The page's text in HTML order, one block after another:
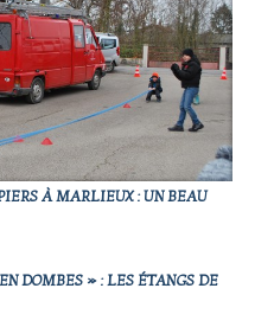
À MARLIEUX : UN BEAU
DOMBES » : LES ÉTANGS DE